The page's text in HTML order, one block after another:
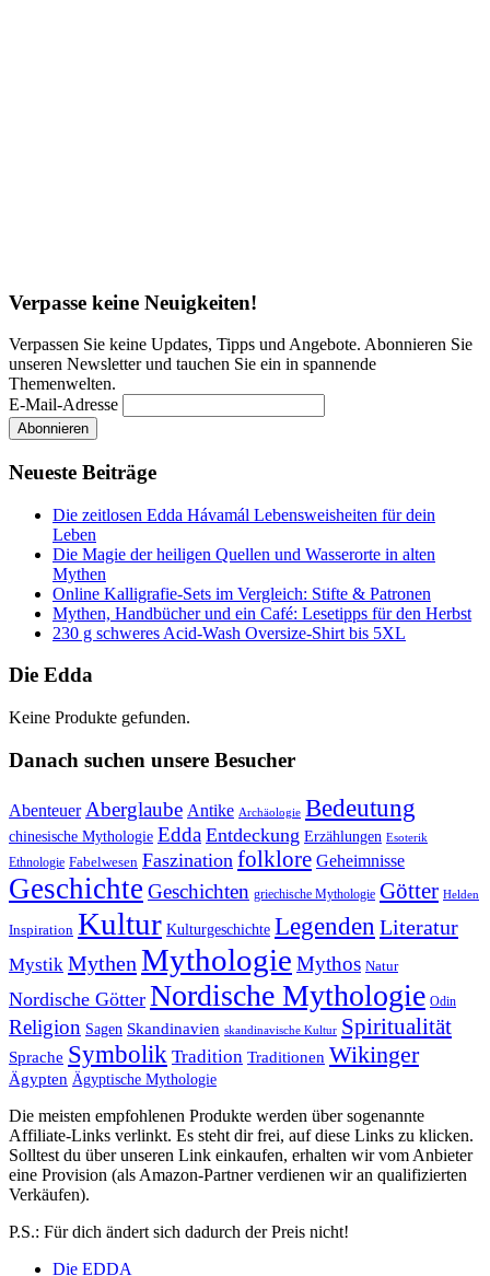
Verpasse keine Neuigkeiten!
Verpassen Sie keine Updates, Tipps und Angebote. Abonnieren Sie
unseren Newsletter und tauchen Sie ein in spannende
Themenwelten.
E-Mail-Adresse
Neueste Beiträge
Die zeitlosen Edda Hávamál Lebensweisheiten für dein
Leben
Die Magie der heiligen Quellen und Wasserorte in alten
Mythen
Online Kalligrafie‑Sets im Vergleich: Stifte & Patronen
Mythen, Handbücher und ein Café: Lesetipps für den Herbst
230 g schweres Acid-Wash Oversize-Shirt bis 5XL
Die Edda
Keine Produkte gefunden.
Danach suchen unsere Besucher
Abenteuer Aberglaube Antike Archäologie Bedeutung
chinesische Mythologie Edda Entdeckung Erzählungen Esoterik
Ethnologie Fabelwesen Faszination folklore Geheimnisse
Geschichte Geschichten griechische Mythologie Götter Helden
Inspiration Kultur Kulturgeschichte Legenden Literatur
Mystik Mythen Mythologie Mythos Natur
Nordische Götter Nordische Mythologie Odin
Religion Sagen Skandinavien skandinavische Kultur Spiritualität
Sprache Symbolik Tradition Traditionen Wikinger
Ägypten Ägyptische Mythologie
Die meisten empfohlenen Produkte werden über sogenannte
Affiliate-Links verlinkt. Es steht dir frei, auf diese Links zu klicken.
Solltest du über unseren Link einkaufen, erhalten wir vom Anbieter
eine Provision (als Amazon-Partner verdienen wir an qualifizierten
Verkäufen).
P.S.: Für dich ändert sich dadurch der Preis nicht!
Die EDDA